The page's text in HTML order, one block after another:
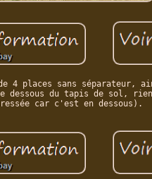
4 places sans séparateur,
dessous du tapis de sol,
car c'est en dessous).